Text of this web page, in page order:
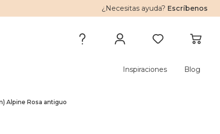
¿Necesitas ayuda? Escríbenos
Inspiraciones Blog
Alpine Rosa antiguo